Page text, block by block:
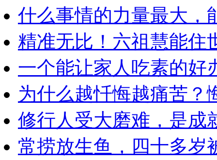
什么事情的力量最大，
精准无比！六祖慧能住
一个能让家人吃素的好
为什么越忏悔越痛苦？
修行人受大磨难，是成
常捞放生鱼，四十多岁